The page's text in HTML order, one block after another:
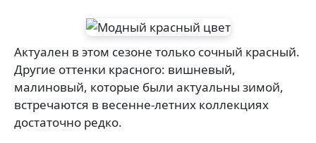
Актуален в этом сезоне только сочный красный.
Другие оттенки красного: вишневый,
малиновый, которые были актуальны зимой,
встречаются в весенне-летних коллекциях
достаточно редко.